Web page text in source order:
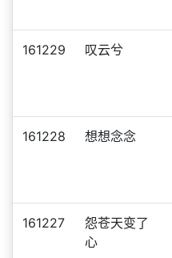
161229 叹云兮
161228 想想念念
161227
怨苍天变了
心